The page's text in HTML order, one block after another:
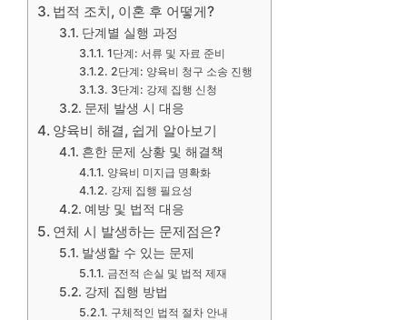
법적 조치, 이혼 후 어떻게?
단계별 실행 과정
1단계: 서류 및 자료 준비
2단계: 양육비 청구 소송 진행
3단계: 강제 집행 신청
문제 발생 시 대응
양육비 해결, 쉽게 알아보기
흔한 문제 상황 및 해결책
양육비 미지급 명확화
강제 집행 필요성
예방 및 법적 대응
연체 시 발생하는 문제점은?
발생할 수 있는 문제
금전적 손실 및 법적 제재
강제 집행 방법
구체적인 법적 절차 안내